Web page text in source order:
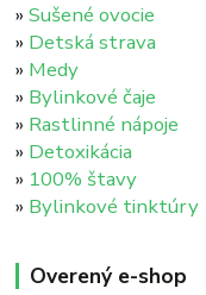
»Sušené ovocie
» Detská strava
» Medy
» Bylinkové čaje
» Rastlinné nápoje
» Detoxikácia
» 100% štavy
» Bylinkové tinktúry
Overený e-shop